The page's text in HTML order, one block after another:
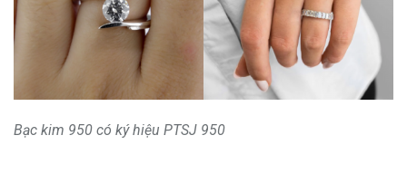
Bạc kim 950 có ký hiệu PTSJ 950